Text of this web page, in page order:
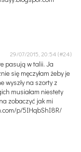
29/07/2015, 20:54
pasują w talii. Ja
się męczyłam żeby je
wyszły na szorty z
musiałam niestety
zobaczyć jak mi
p/5IHqbShI8R/